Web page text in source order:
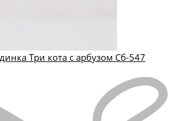
Три кота с арбузом Сб-547